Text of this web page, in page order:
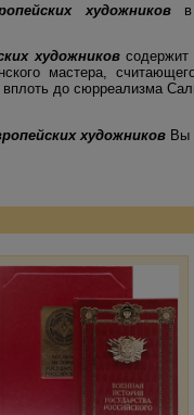
художниковв
художниковсодержит
мастера,
до сюрреализма
художников Вы